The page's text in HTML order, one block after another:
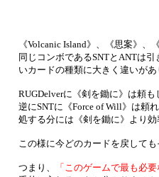
《Volcanic Island》、《思案》
同じコンボであるSNTとANTは
いカードの種類に大きく違いがあ
RUGDelverに《剣を鋤に》は頼
逆にSNTに《Force of Will》は頼
処する分には《剣を鋤に》より効
この様に今どのカードを戻して
つまり、 「このゲームで最も必要